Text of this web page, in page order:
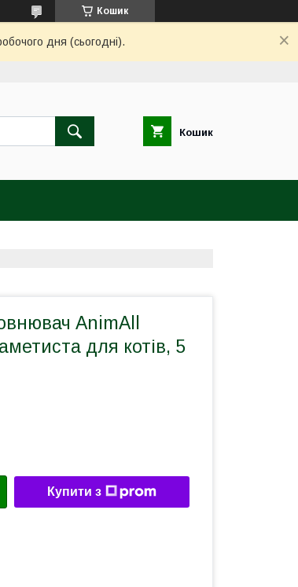
Кошик
дня (сьогодні).
Кошик
AnimAll
для котів, 5
Купити з